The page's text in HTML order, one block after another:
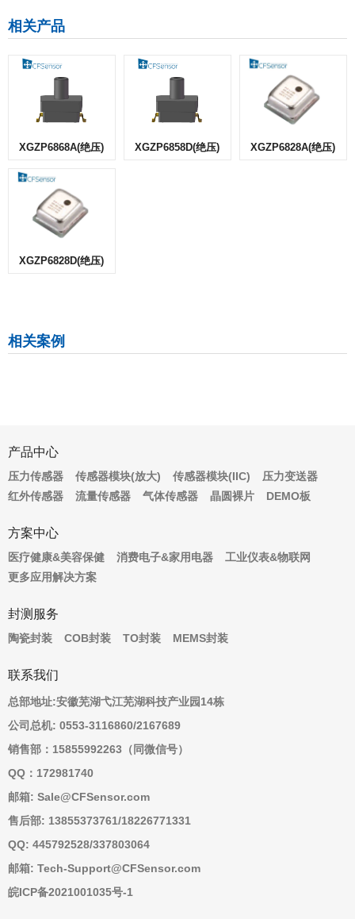
相关产品
XGZP6868A(绝压) XGZP6858D(绝压) XGZP6828A(绝压)
XGZP6828D(绝压)
相关案例
产品中心
压力传感器 传感器模块(放大) 传感器模块(IIC)
压力变送器
红外传感器
流量传感器 气体传感器 晶圆裸片 DEMO板
方案中心
医疗健康&美容保健 消费电子&家用电器
工业仪表&物联网
更多应用解决方案
封测服务
陶瓷封装 COB封装 TO封装 MEMS封装
联系我们
总部地址:安徽芜湖弋江芜湖科技产业园14栋
公司总机: 0553-3116860/2167689
销售部：15855992263（同微信号）
QQ：172981740
邮箱: Sale@CFSensor.com
售后部: 13855373761/18226771331
QQ: 445792528/337803064
邮箱: Tech-Support@CFSensor.com
皖ICP备2021001035号-1